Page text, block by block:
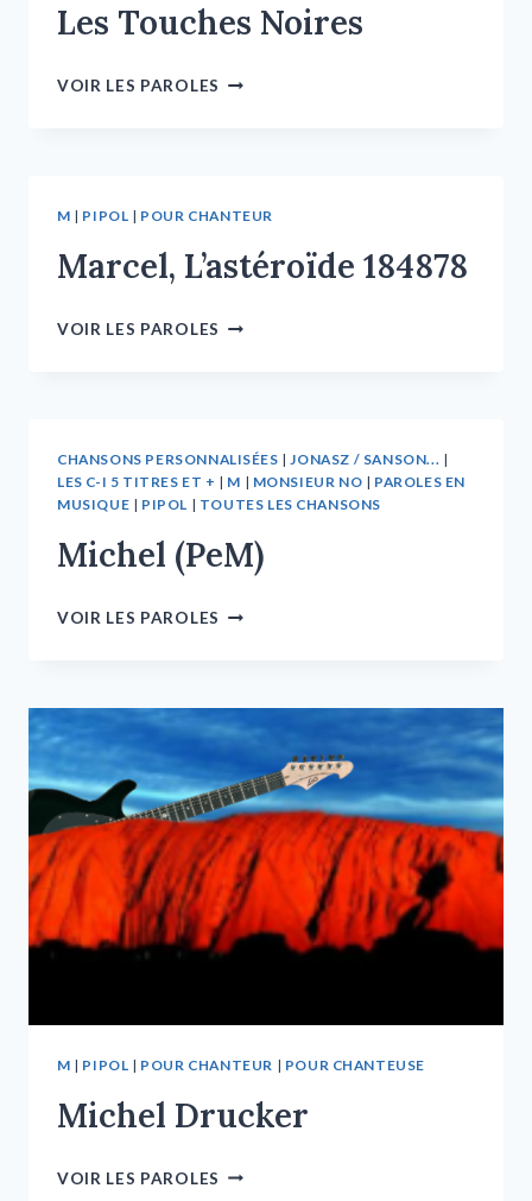
Les Touches Noires
VOIR LES PAROLES
M | PIPOL | POUR CHANTEUR
Marcel, L’astéroïde 184878
VOIR LES PAROLES
CHANSONS PERSONNALISÉES |JONASZ / SANSON... |
LES C-I 5 TITRES ET + | M | MONSIEUR NO | PAROLES EN
MUSIQUE | PIPOL | TOUTES LES CHANSONS
Michel (PeM)
VOIR LES PAROLES
M | PIPOL | POUR CHANTEUR | POUR CHANTEUSE
Michel Drucker
VOIR LES PAROLES